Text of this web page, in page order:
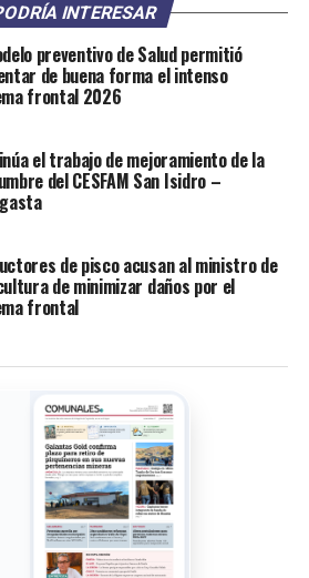
INTERESAR
preventivo de Salud permitió
de buena forma el intenso
frontal 2026
el trabajo de mejoramiento de la
del CESFAM San Isidro –
de pisco acusan al ministro de
de minimizar daños por el
frontal